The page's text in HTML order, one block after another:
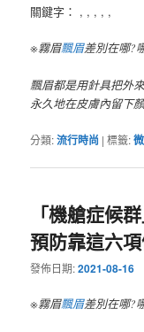
關鍵字： , , , , ,
※霧眉飄眉差別在哪?
飄眉都是用針具把外
永久地在皮膚內留下
分類:流行時尚 |標籤:
「機艙症候
預防靠這六
發佈日期:2021-08-16
※霧眉飄眉差別在哪?